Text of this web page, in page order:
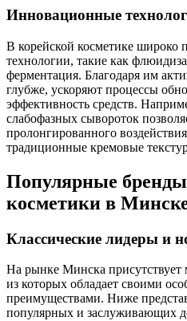
Инновационные
В корейской косметике широко
технологии, такие как
ферментация. Благодаря им
глубже, ускоряют процессы
эффективность средств.
слабофазных сывороток
пролонгированного
традиционные кремовые
Популярные
косметики в
Классические лидеры и
На рынке Минска
из которых обладает своими
преимуществами. Ниже
популярных и заслуживающих